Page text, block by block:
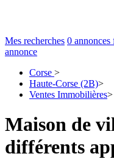
Mes recherches 0 annonces
annonce
Corse >
Haute-Corse (2B)>
Ventes Immobilières>
Maison de
différents